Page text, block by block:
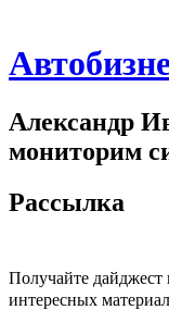
Александр
мониторим
Рассылка
Получайте
интересных